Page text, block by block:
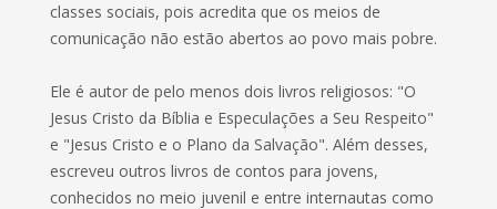
classes sociais, pois acredita que os meios de
comunicação não estão abertos ao povo mais pobre.
Ele é autor de pelo menos dois livros religiosos: "O
Jesus Cristo da Bíblia e Especulações a Seu Respeito"
e "Jesus Cristo e o Plano da Salvação". Além desses,
escreveu outros livros de contos para jovens,
conhecidos no meio juvenil e entre internautas como